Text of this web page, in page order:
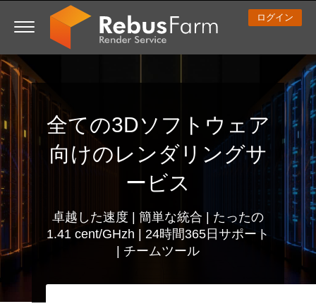
Show Tickets
New Ticket
ControlCenter
ご購入
Unlimited Render
3D ARTIST OF THE YEAR
2023
2022
2021
Creative 3D Lab. Challenge
Architecture 3D Challenge
Memories Challenge
Summer Vibes 3D Challenge
ブログ
コンペティション
RebusArt
Making-ofs
使い方の手引き
よくあるご質問
チュートリアル
サポート問い合わせ先
価格＆値引き
コスト計算
無制限レンダーレンタル
3ds Max
Cinema 4D
Maya
クイックスタートガイド
ダウンロード ソフトウェア
TeamManager
ログイン
全ての3Dソフトウェア
向けのレンダリングサ
ービス
卓越した速度 | 簡単な統合 | たったの
1.41 cent/GHzh | 24時間365日サポート
| チームツール